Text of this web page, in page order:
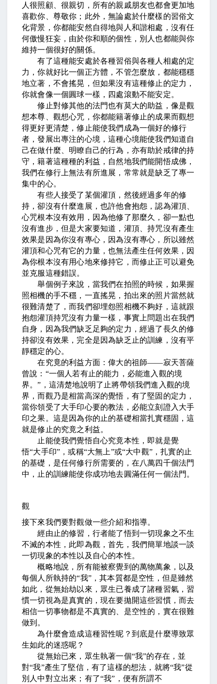
人很照顧、很親切，所有的親戚朋友也都會更加地
喜歡你、尊敬你；此外，無論處於什麼樣的習俗文
化背景，你都能安然自得地與人和諧相處，沒有任
何傲慢狂妄，由於你和順的個性，別人也都能與你
維持一個很好的關係。
有了這種能安處於各種習俗與各種人相處的定
力，你就好比一個正方體，不管怎麼放，都能穩穩
地立著，不會搖晃，但如果沒有這種修止的定力，
你就會像一個圓球一樣，四處滾動不能安定。
修止對修其他的法門也有莫大的助益，像是觀
想本尊、觀想心咒，你都能籍著修止的成果而觀想
得更好更清楚，修止能使我們成為一個好的修行
者，發展出專注的心境，這種心境能使我們知道自
己在做什麼、明瞭自己的行為，亦有助於戒律的持
守，籍著這種種的利益，自然地我們能開悟成佛，
我們在修行上無法有所進展，常常就是缺乏了專一
集中的心。
有些人接受了某個灌頂，然後經過多年的修
持，卻沒有什麼進展，也許他會抱怨，認為灌頂、
心咒根本沒有效用，因為他修了那麼久，卻一點也
沒有進步，但是大家要知道，灌頂、持咒沒有產生
效果是因為你沒有專心，因為沒有專心，所以雖然
灌頂和心咒有它的力量，也無法產生任何效果，因
為你根本沒有用心地來修持它，而修止正可以避免
並克服這種錯誤。
舉個例子來說，當我們在拍照的時候，如果握
照相機的手不穩，一直搖晃，拍出來的照片當然就
很難清楚了，而我們卻埋怨照相機不夠好，這就跟
抱怨灌頂持咒沒有力量一樣，事實上問題出在我們
自身，因為我們缺乏足夠的定力，經過了長久的修
持卻沒有效果，完全是因為缺乏止的訓練，沒有平
靜穩定的心。
在究竟的利益方面：偉大的祖師――寂天菩薩
曾說： “一個人若有止的能力，必能進入觀的境
界。” ，這清楚地說明了止將帶領我們進入觀的境
界，而觀乃是相當高深的覺悟，有了堅固的定力，
當你領受了大手印心要的教法，必能立刻證入大手
印之果。這是因為你的止的基礎相當扎實穩固，這
就是修止的究竟之利益。
止能使我們覺悟自心究竟本性，即就是覺
悟“大手印” ，或稱“大無上”或“大中觀” ，扎實的止
的基礎，是任何修行所需要的，在八萬四千個法門
中，止的訓練能使你成功地去圓滿任何一個法門。
觀
接下來我們要對觀做一些介紹和指導。
經由止的修習，行者能了悟到一切現象之不生
不滅的本性，此即為觀，首先，我們簡單地談一談
一切現象的本性以及自心的本性。
概略地說，所有能被察覺到的萬物萬象，以及
每個人所執持的“我” ，其本質都是空性，但是雖然
如此，從無始劫以來，眾生已養成了諸種習氣，習
慣一切視為是真實的，現在要拋開這些習慣，而去
相信一切事物都是不真實的、是空性的，實在很難
做到。
為什麼會造成這種習性呢？到底是什麼導致眾
生如此的迷惑呢？
從無始已來，眾生執著一個“我”的存在，並
對“我”產生了堅信，有了這樣的想法，就將“我”從
別人中對立出來；有了“我” ，便有所謂不